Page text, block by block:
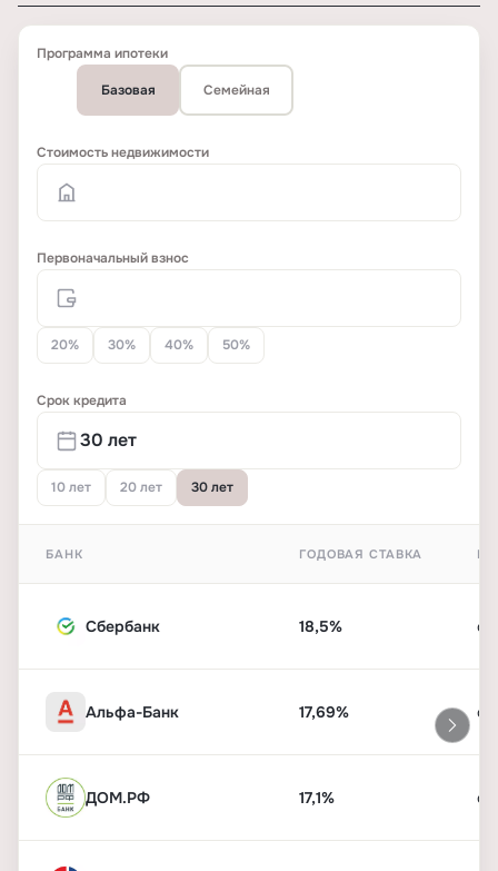
Программа ипотеки
Базовая Семейная
Стоимость недвижимости
Первоначальный взнос
20% 30% 40% 50%
Срок кредита
10 лет 20 лет 30 лет
БАНК ГОДОВАЯ СТАВКА
Сбербанк 18,5%
Альфа-Банк 17,69%
ДОМ.РФ 17,1%